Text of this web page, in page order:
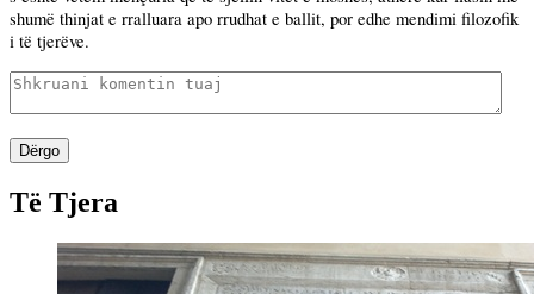
shumë thinjat e rralluara apo rrudhat e ballit, por edhe mendimi filozofik
i të tjerëve.
Dërgo
Të Tjera